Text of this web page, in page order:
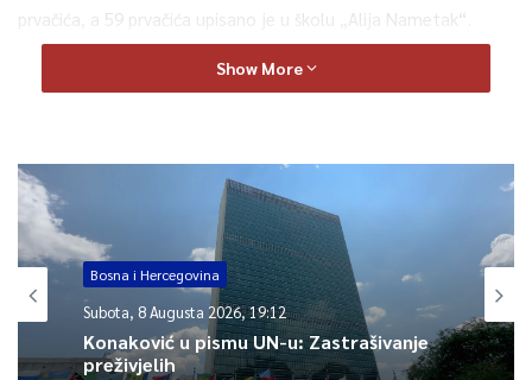
prvačića, a 59 prvačića upisano je u školu „Alija Nametak“.
Osnovnu školu „Mehmed-beg Kapetanović Ljubušak“ pohađat
će 50 prvačića, dok je po 45 prvačića upisano u Katolički školski
školu „Hasan Kaimija“ 14 prvačića. U Centar za slušnu i govornu
rehabilitaciju upisana su 3 mališana, saopćeno je iz Općine
Centar.
0
Article Rating
Show More
Bosna i Hercegovina
Subota, 8 Augusta 2026, 19:12
Konaković u pismu UN-u: Zastrašivanje
preživjelih